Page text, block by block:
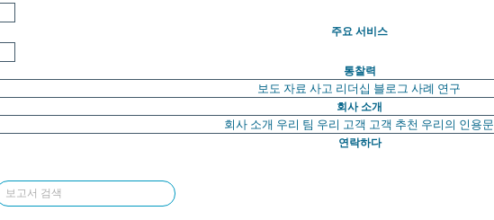
주요 서비스
통찰력
보도 자료 사고 리더십 블로그 사례 연구
회사 소개
회사 소개 우리 팀 우리 고객 고객 추천 우리의 인용문
연락하다